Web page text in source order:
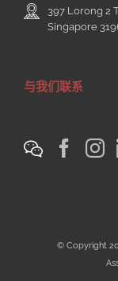
397 Lorong 2
Singapore
与我们联系
© Copyright